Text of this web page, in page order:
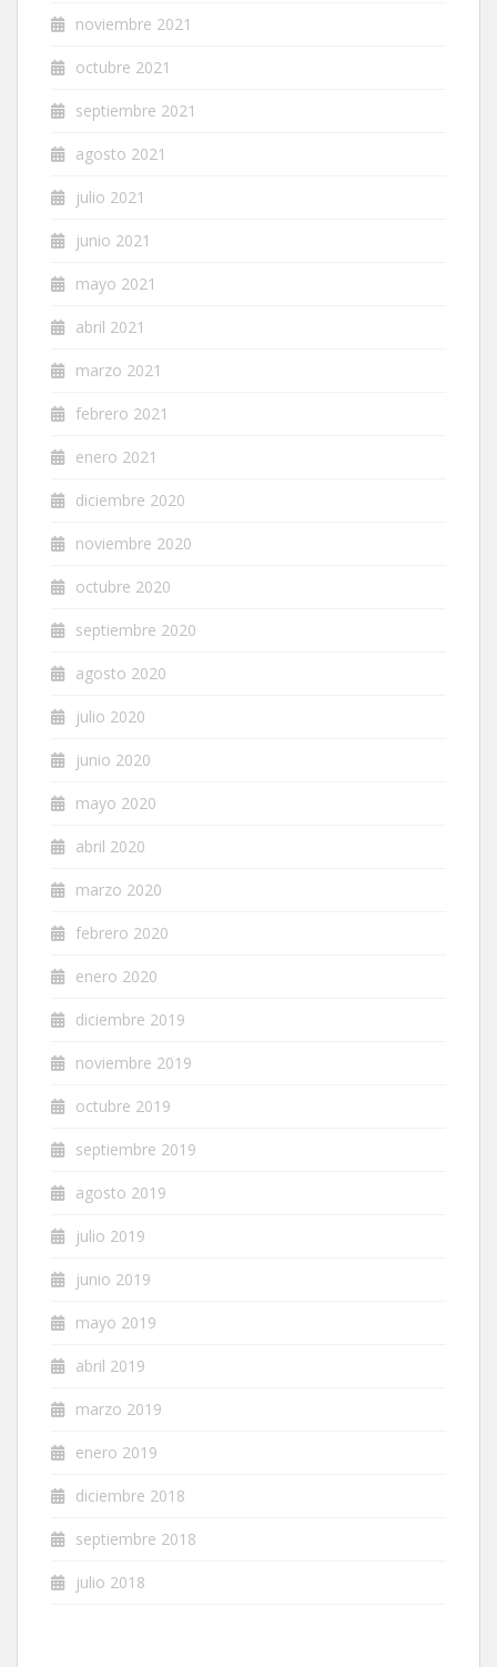
noviembre 2021
octubre 2021
septiembre 2021
agosto 2021
julio 2021
junio 2021
mayo 2021
abril 2021
marzo 2021
febrero 2021
enero 2021
diciembre 2020
noviembre 2020
octubre 2020
septiembre 2020
agosto 2020
julio 2020
junio 2020
mayo 2020
abril 2020
marzo 2020
febrero 2020
enero 2020
diciembre 2019
noviembre 2019
octubre 2019
septiembre 2019
agosto 2019
julio 2019
junio 2019
mayo 2019
abril 2019
marzo 2019
enero 2019
diciembre 2018
septiembre 2018
julio 2018